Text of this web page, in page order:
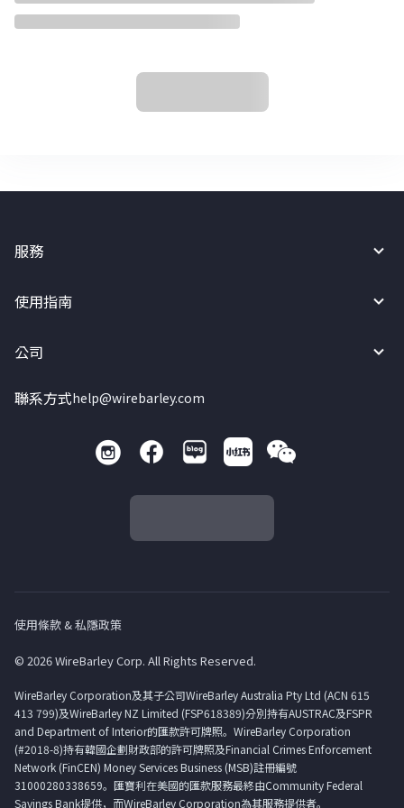
服務
使用指南
公司
聯系方式help@wirebarley.com
使用條款 & 私隱政策
© 2026 WireBarley Corp. All Rights Reserved.
WireBarley Corporation及其子公司WireBarley Australia Pty Ltd (ACN 615
413 799)及WireBarley NZ Limited (FSP618389)分別持有AUSTRAC及FSPR
and Department of Interior的匯款許可牌照。WireBarley Corporation
(#2018-8)持有韓國企劃財政部的許可牌照及Financial Crimes Enforcement
Network (FinCEN) Money Services Business (MSB)註冊編號
31000280338659。匯寶利在美國的匯款服務最終由Community Federal
Savings Bank提供，而WireBarley Corporation為其服務提供者。